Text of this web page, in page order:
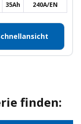
35Ah 240A/EN
finden: